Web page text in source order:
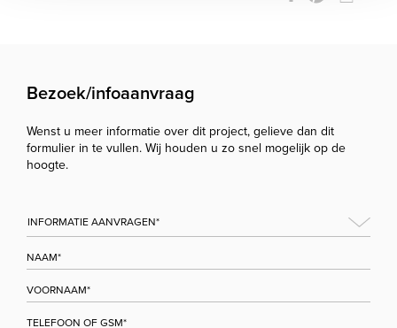
Bezoek/infoaanvraag
Wenst u meer informatie over dit project, gelieve dan dit
formulier in te vullen. Wij houden u zo snel mogelijk op de
hoogte.